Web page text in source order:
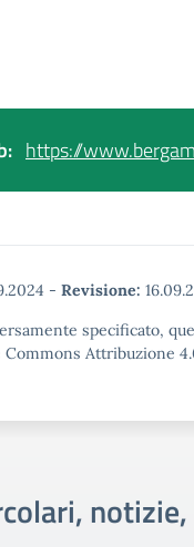
https://
- Revisione:
specificato,
Commons Attribuzione